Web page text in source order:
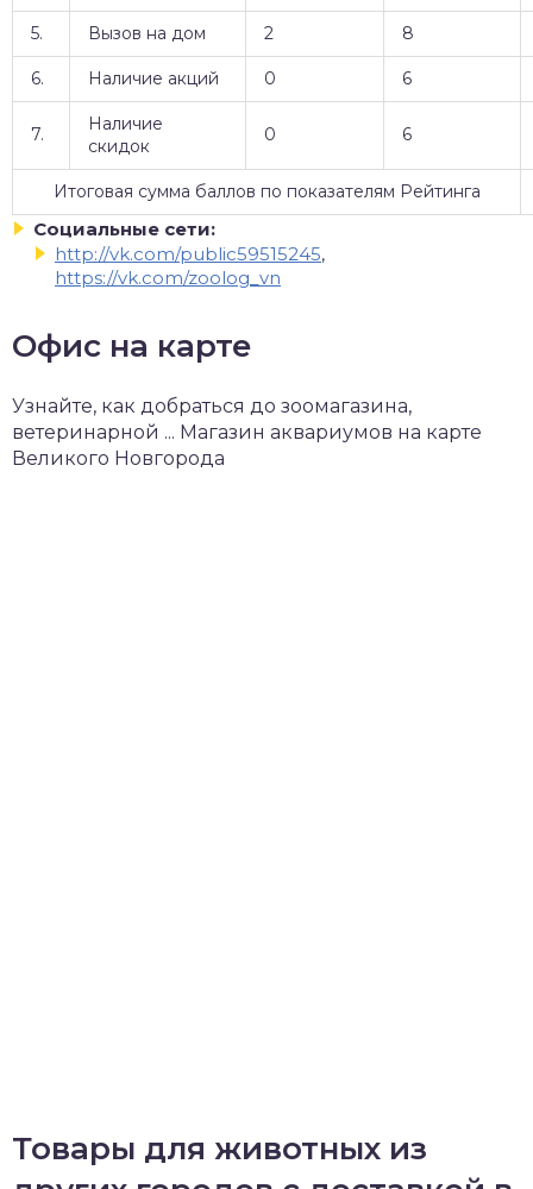
5. Вызов на дом 2 8
6. Наличие акций 0 6
7.
Наличие
скидок
0 6
Итоговая сумма баллов по показателям Рейтинга
Социальные сети:
http://vk.com/public59515245,
https://vk.com/zoolog_vn
Офис на карте
Узнайте, как добраться до зоомагазина,
ветеринарной ... Магазин аквариумов на карте
Великого Новгорода
Товары для животных из